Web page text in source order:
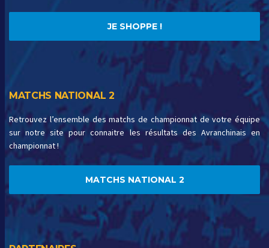
JE SHOPPE !
MATCHS NATIONAL 2
Retrouvez l’ensemble des matchs de championnat de votre équipe
sur notre site pour connaitre les résultats des Avranchinais en
championnat !
MATCHS NATIONAL 2